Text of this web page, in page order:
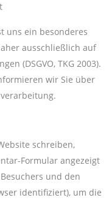
uns ein besonderes
ausschließlich auf
(DSGVO, TKG 2003).
wir Sie über
schreiben,
Formular angezeigt
und den
identifiziert), um die